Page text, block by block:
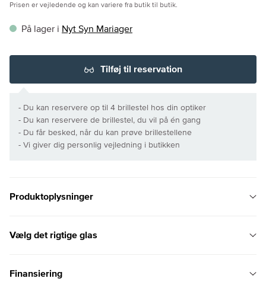
Prisen er vejledende og kan variere fra butik til butik.
På lager i Nyt Syn Mariager
Tilføj til reservation
- Du kan reservere op til 4 brillestel hos din optiker
- Du kan reservere de brillestel, du vil på én gang
- Du får besked, når du kan prøve brillestellene
- Vi giver dig personlig vejledning i butikken
Produktoplysninger
Vælg det rigtige glas
Finansiering